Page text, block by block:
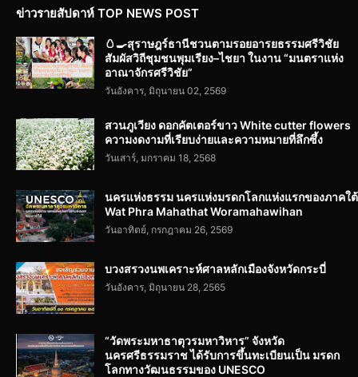
ข่าวรายสัปดาห์ TOP NEWS POST
🥚🍳สุราษฎร์ธานีชวนตามรอยอารยธรรมศรีวิชัย
สัมผัสวิถีชุมชนพุมเรียง–ไชยา ในงาน “มนตราแห่ง
อาณาจักรศรีวิชัย”
วันอังคาร, มิถุนายน 02, 2569
สวนภูเวียง ดอกคัตเตอร์ขาว White cutter flowers
ความงดงามที่เรียบง่ายและความหมายที่ลึกซึ้ง
วันเสาร์, มกราคม 18, 2568
นครแห่งธรรม นครแห่งมรดกโลกแห่งแรกของภาคใต้
Wat Phra Mahathat Woramahawihan
วันอาทิตย์, กรกฎาคม 26, 2569
บวงสรวงนพเคราะห์ศาลหลักเมืองจังหวัดกระบี่
วันอังคาร, มิถุนายน 28, 2565
“วัดพระมหาธาตุวรมหาวิหาร” จังหวัด
นครศรีธรรมราช ได้รับการขึ้นทะเบียนเป็น มรดก
โลกทางวัฒนธรรมของ UNESCO